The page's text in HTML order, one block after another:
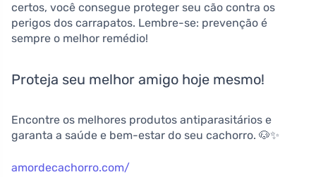
certos, você consegue proteger seu cão contra os
perigos dos carrapatos. Lembre-se: prevenção é
sempre o melhor remédio!
Proteja seu melhor amigo hoje mesmo!
Encontre os melhores produtos antiparasitários e
garanta a saúde e bem-estar do seu cachorro. 🐶✨
amordecachorro.com/